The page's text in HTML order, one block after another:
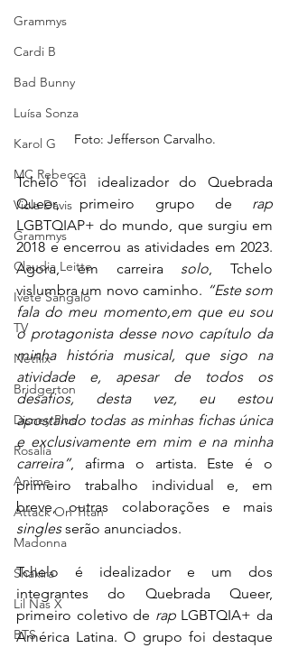
Grammys
Cardi B
Bad Bunny
Luísa Sonza
Karol G
MC Rebecca
Viola Davis
Grammys
Claudia Leitte
Ivete Sangalo
TV
Netflix
Bridgerton
Disney Plus
Rosalía
Anime
Attack On Titan
Madonna
Shakira
Lil Nas X
BTS
Foto: Jefferson Carvalho.
Tchelo foi idealizador do Quebrada
Queer, primeiro grupo de rap
LGBTQIAP+ do mundo, que surgiu em
2018 e encerrou as atividades em 2023.
Agora, em carreira solo , Tchelo
vislumbra um novo caminho. “Este som
fala do meu momento,em que eu sou
o protagonista desse novo capítulo da
minha história musical, que sigo na
atividade e, apesar de todos os
desafios, desta vez, eu estou
apostando todas as minhas fichas única
e exclusivamente em mim e na minha
carreira”, afirma o artista. Este é o
primeiro trabalho individual e, em
singles serão anunciados.
Tchelo é idealizador e um dos
integrantes do Quebrada Queer,
primeiro coletivo de rap LGBTQIA+ da
América Latina. O grupo foi destaque